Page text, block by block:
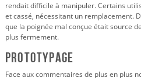
rendait difficile à manipuler. Certains
et cassé, nécessitant un remplacement.
que la poignée mal conçue était source
plus fermement.
Prototypage
Face aux commentaires de plus en plus